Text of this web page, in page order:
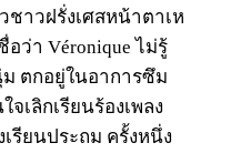
ชาวฝรั่งเศสหน้าตาเห
ว่า Véronique ไม่รู้
ตกอยู่ในอาการซึม
จเลิกเรียนร้องเพลง
รียนประถม ครั้งหนึ่ง